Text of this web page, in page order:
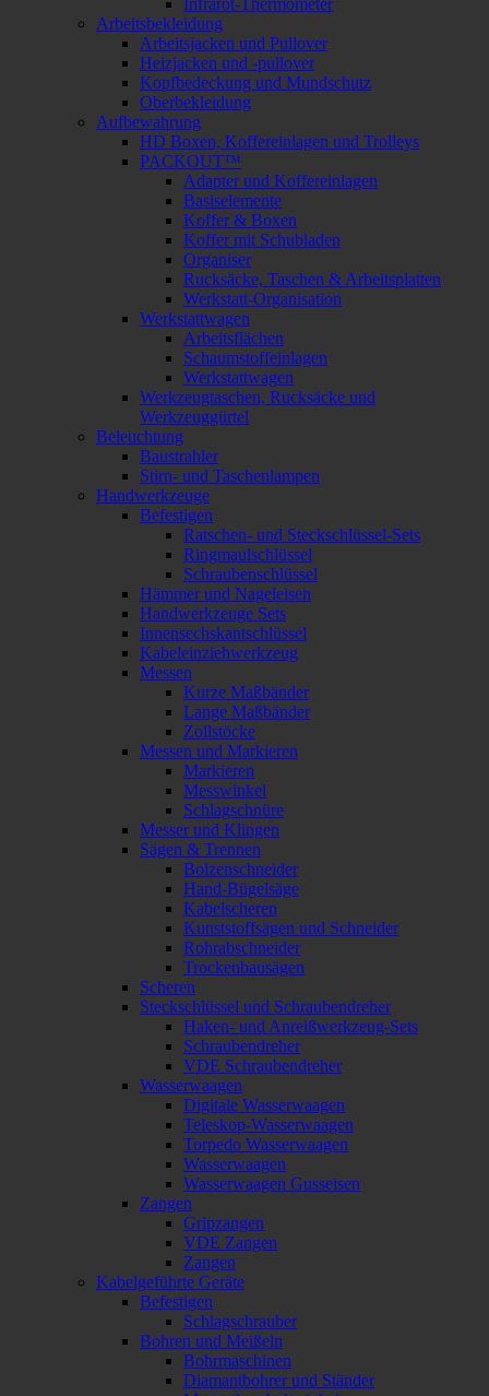
Arbeitsbekleidung
Arbeitsjacken und Pullover
Heizjacken und -pullover
Kopfbedeckung und Mundschutz
Oberbekleidung
Aufbewahrung
HD Boxen, Koffereinlagen und Trolleys
PACKOUT™
Adapter und Koffereinlagen
Basiselemente
Koffer & Boxen
Koffer mit Schubladen
Organiser
Rucksäcke, Taschen & Arbeitsplatten
Werkstatt-Organisation
Werkstattwagen
Arbeitsflächen
Schaumstoffeinlagen
Werkstattwagen
Werkzeugtaschen, Rucksäcke und
Werkzeuggürtel
Beleuchtung
Baustrahler
Stirn- und Taschenlampen
Handwerkzeuge
Befestigen
Ratschen- und Steckschlüssel-Sets
Ringmaulschlüssel
Schraubenschlüssel
Hämmer und Nageleisen
Handwerkzeuge Sets
Innensechskantschlüssel
Kabeleinziehwerkzeug
Messen
Kurze Maßbänder
Lange Maßbänder
Zollstöcke
Messen und Markieren
Markieren
Messwinkel
Schlagschnüre
Messer und Klingen
Sägen & Trennen
Bolzenschneider
Hand-Bügelsäge
Kabelscheren
Kunststoffsägen und Schneider
Rohrabschneider
Trockenbausägen
Scheren
Steckschlüssel und Schraubendreher
Haken- und Anreißwerkzeug-Sets
Schraubendreher
VDE Schraubendreher
Wasserwaagen
Digitale Wasserwaagen
Teleskop-Wasserwaagen
Torpedo Wasserwaagen
Wasserwaagen
Wasserwaagen Gusseisen
Zangen
Gripzangen
VDE Zangen
Zangen
Kabelgeführte Geräte
Befestigen
Schlagschrauber
Bohren und Meißeln
Bohrmaschinen
Diamantbohrer und Ständer